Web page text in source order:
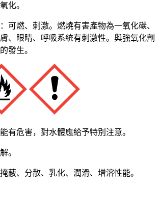
化。
可燃、刺激。燃燒有害產物為一氧化碳、
、眼睛、呼吸系統有刺激性。與強氧化劑
發生。
有危害，對水體應給予特別注意。
。
蔽、分散、乳化、潤滑、增溶性能。